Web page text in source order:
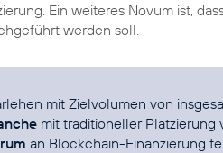
Ein weiteres Novum ist,
werden soll.
mit Zielvolumen von
mit traditioneller
an Blockchain-Finanzierung